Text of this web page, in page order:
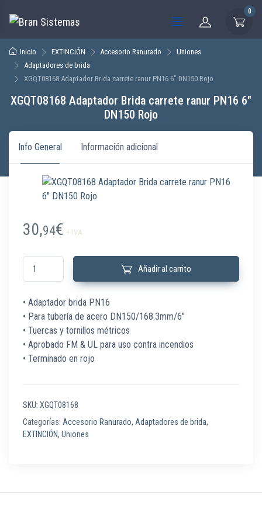
0
Inicio EXTINCIÓN Accesorio Ranurado
Uniones
Adaptadores de brida
XGQT08168 Adaptador Brida carrete ranur PN16 6″ DN150 Rojo
XGQT08168 Adaptador Brida carrete ranur PN16 6″
DN150 Rojo
Info General Información adicional
30,94€ + IVA
XGQT08168 Adaptador Brida carrete ranur PN16 6" DN150 Rojo cantidad
Añadir al carrito
• Adaptador brida PN16
• Para tubería de acero DN150/168.3mm/6″
• Tuercas y tornillos métricos
• Aprobado FM & UL para uso contra incendios
• Terminado en rojo
SKU: XGQT08168
Categorías: Accesorio Ranurado, Adaptadores de brida,
EXTINCIÓN, Uniones